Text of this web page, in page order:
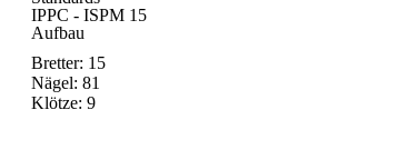
IPPC - ISPM 15
Aufbau
Bretter: 15
Nägel: 81
Klötze: 9